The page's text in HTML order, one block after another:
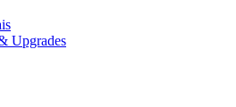
Upgrades